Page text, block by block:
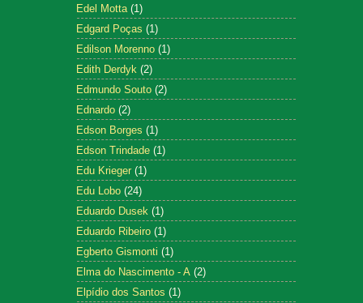
Edel Motta (1)
Edgard Poças (1)
Edilson Morenno (1)
Edith Derdyk (2)
Edmundo Souto (2)
Ednardo (2)
Edson Borges (1)
Edson Trindade (1)
Edu Krieger (1)
Edu Lobo (24)
Eduardo Dusek (1)
Eduardo Ribeiro (1)
Egberto Gismonti (1)
Elma do Nascimento - A (2)
Elpídio dos Santos (1)